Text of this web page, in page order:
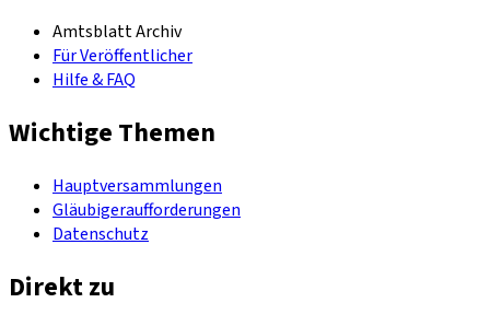
Amtsblatt Archiv
Für Veröffentlicher
Hilfe & FAQ
Wichtige Themen
Hauptversammlungen
Gläubigeraufforderungen
Datenschutz
Direkt zu